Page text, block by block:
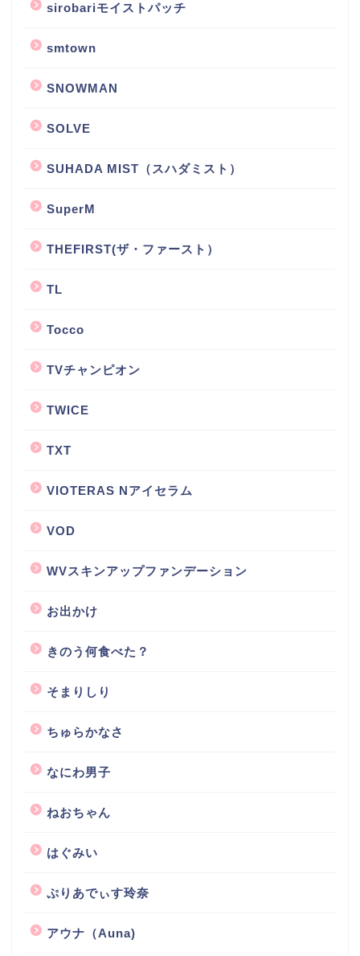
sirobariモイストパッチ
smtown
SNOWMAN
SOLVE
SUHADA MIST（スハダミスト）
SuperM
THEFIRST(ザ・ファースト）
TL
Tocco
TVチャンピオン
TWICE
TXT
VIOTERAS Nアイセラム
VOD
WVスキンアップファンデーション
お出かけ
きのう何食べた？
そまりしり
ちゅらかなさ
なにわ男子
ねおちゃん
はぐみい
ぷりあでぃす玲奈
アウナ（Auna)